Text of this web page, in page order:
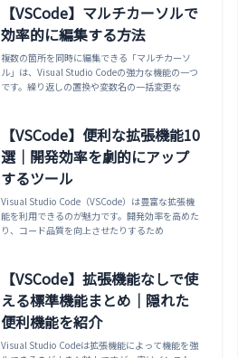
【VSCode】マルチカーソルで
効率的に編集する方法
複数の箇所を同時に編集できる「マルチカーソ
ル」は、Visual Studio Codeの強力な機能の一つ
です。繰り返しの置換や変数名の一括変更な
【VSCode】便利な拡張機能10
選｜開発効率を劇的にアップ
するツール
Visual Studio Code（VSCode）は豊富な拡張機
能を利用できるのが魅力です。開発効率を高めた
り、コード品質を向上させたりするため
【VSCode】拡張機能なしで使
える標準機能まとめ｜隠れた
便利機能を紹介
Visual Studio Codeは拡張機能によって機能を強